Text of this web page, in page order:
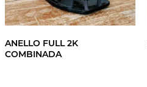
ANELLO FULL 2K
COMBINADA